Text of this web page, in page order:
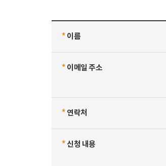
* 이름
* 이메일 주소
* 연락처
* 신청 내용